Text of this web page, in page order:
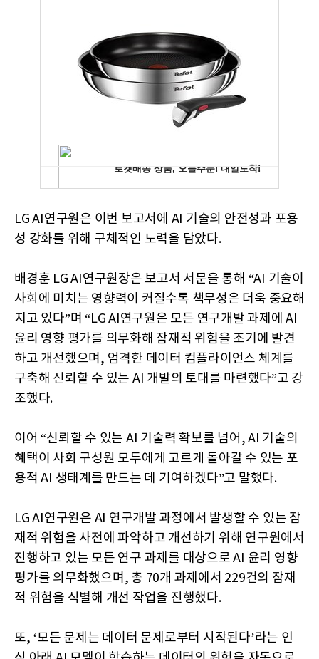
LG AI연구원은 이번 보고서에 AI 기술의 안전성과 포용
성 강화를 위해 구체적인 노력을 담았다.
배경훈 LG AI연구원장은 보고서 서문을 통해 “AI 기술이
사회에 미치는 영향력이 커질수록 책무성은 더욱 중요해
지고 있다”며 “LG AI연구원은 모든 연구개발 과제에 AI
윤리 영향 평가를 의무화해 잠재적 위험을 조기에 발견
하고 개선했으며, 엄격한 데이터 컴플라이언스 체계를
구축해 신뢰할 수 있는 AI 개발의 토대를 마련했다”고 강
조했다.
이어 “신뢰할 수 있는 AI 기술력 확보를 넘어, AI 기술의
혜택이 사회 구성원 모두에게 고르게 돌아갈 수 있는 포
용적 AI 생태계를 만드는 데 기여하겠다”고 말했다.
LG AI연구원은 AI 연구개발 과정에서 발생할 수 있는 잠
재적 위험을 사전에 파악하고 개선하기 위해 연구원에서
진행하고 있는 모든 연구 과제를 대상으로 AI 윤리 영향
평가를 의무화했으며, 총 70개 과제에서 229건의 잠재
적 위험을 식별해 개선 작업을 진행했다.
또, ‘모든 문제는 데이터 문제로부터 시작된다’라는 인